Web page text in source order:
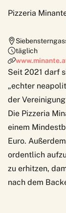
Pizzeria
täglich
Seit 2021 darf
„echter
der
Die Pizzeria
einem
Euro.
ordentlich
zu erhitzen,
nach dem